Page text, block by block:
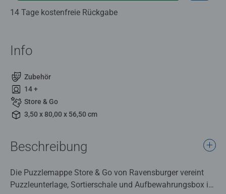
14 Tage kostenfreie Rückgabe
Info
Zubehör
14 +
Store & Go
3,50 x 80,00 x 56,50 cm
Beschreibung
Die Puzzlemappe Store & Go von Ravensburger vereint
Puzzleunterlage, Sortierschale und Aufbewahrungsbox in